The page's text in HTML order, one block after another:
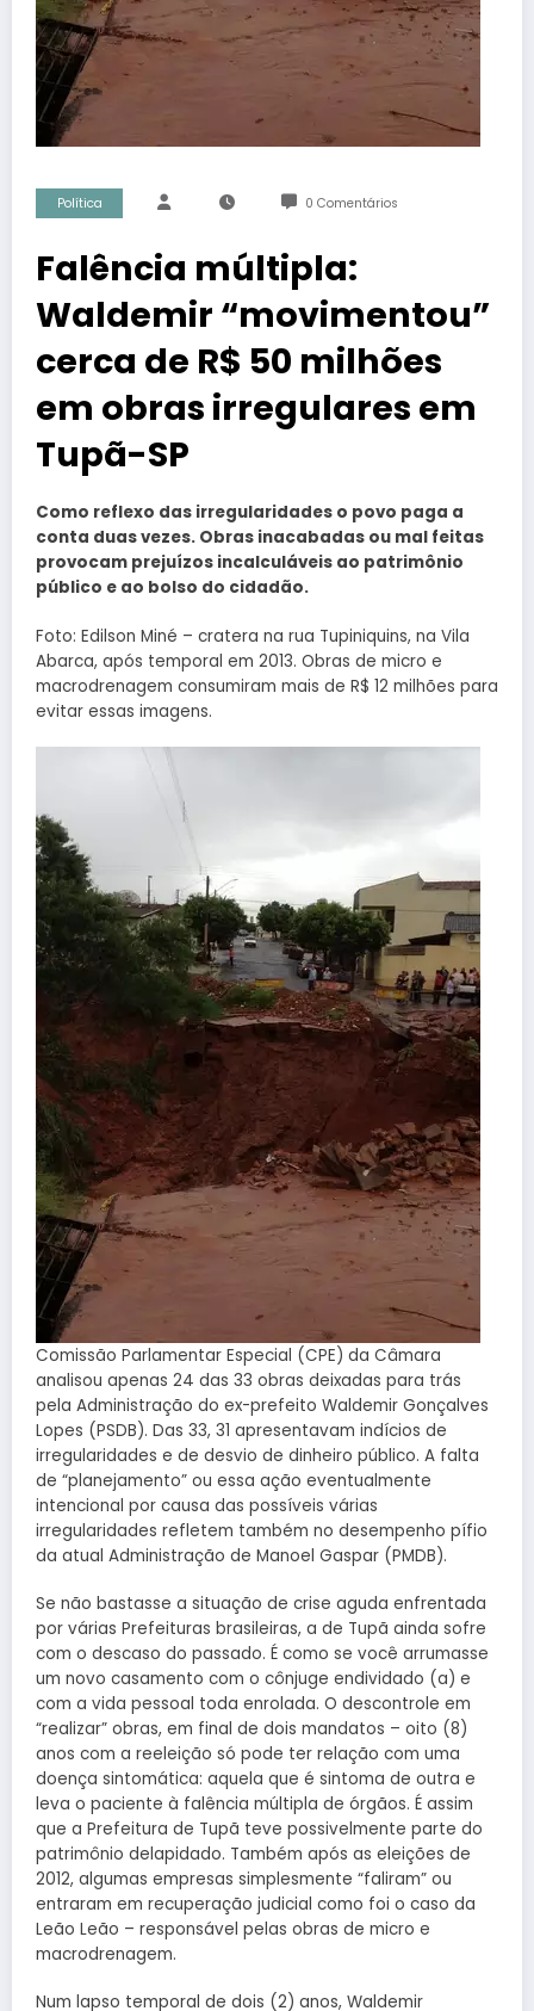
Política 0 Comentários
Falência múltipla:
Waldemir “movimentou”
cerca de R$ 50 milhões
em obras irregulares em
Tupã-SP
Como reflexo das irregularidades o povo paga a
conta duas vezes. Obras inacabadas ou mal feitas
provocam prejuízos incalculáveis ao patrimônio
público e ao bolso do cidadão.
Foto: Edilson Miné – cratera na rua Tupiniquins, na Vila
Abarca, após temporal em 2013. Obras de micro e
macrodrenagem consumiram mais de R$ 12 milhões para
evitar essas imagens.
Comissão Parlamentar Especial (CPE) da Câmara
analisou apenas 24 das 33 obras deixadas para trás
pela Administração do ex-prefeito Waldemir Gonçalves
Lopes (PSDB). Das 33, 31 apresentavam indícios de
irregularidades e de desvio de dinheiro público. A falta
de “planejamento” ou essa ação eventualmente
intencional por causa das possíveis várias
irregularidades refletem também no desempenho pífio
da atual Administração de Manoel Gaspar (PMDB).
Se não bastasse a situação de crise aguda enfrentada
por várias Prefeituras brasileiras, a de Tupã ainda sofre
com o descaso do passado. É como se você arrumasse
um novo casamento com o cônjuge endividado (a) e
com a vida pessoal toda enrolada. O descontrole em
“realizar” obras, em final de dois mandatos – oito (8)
anos com a reeleição só pode ter relação com uma
doença sintomática: aquela que é sintoma de outra e
leva o paciente à falência múltipla de órgãos. É assim
que a Prefeitura de Tupã teve possivelmente parte do
patrimônio delapidado. Também após as eleições de
2012, algumas empresas simplesmente “faliram” ou
entraram em recuperação judicial como foi o caso da
Leão Leão – responsável pelas obras de micro e
macrodrenagem.
Num lapso temporal de dois (2) anos, Waldemir